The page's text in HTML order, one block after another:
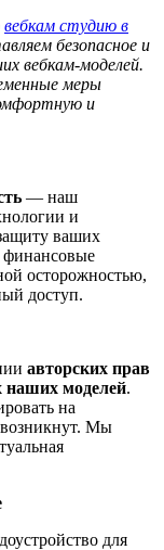
вебкам студию в
безопасное и
вебкам-моделей.
меры
и
— наш
и
ваших
осторожностью,
доступ.
авторских прав
наших моделей.
на
возникнут. Мы
для